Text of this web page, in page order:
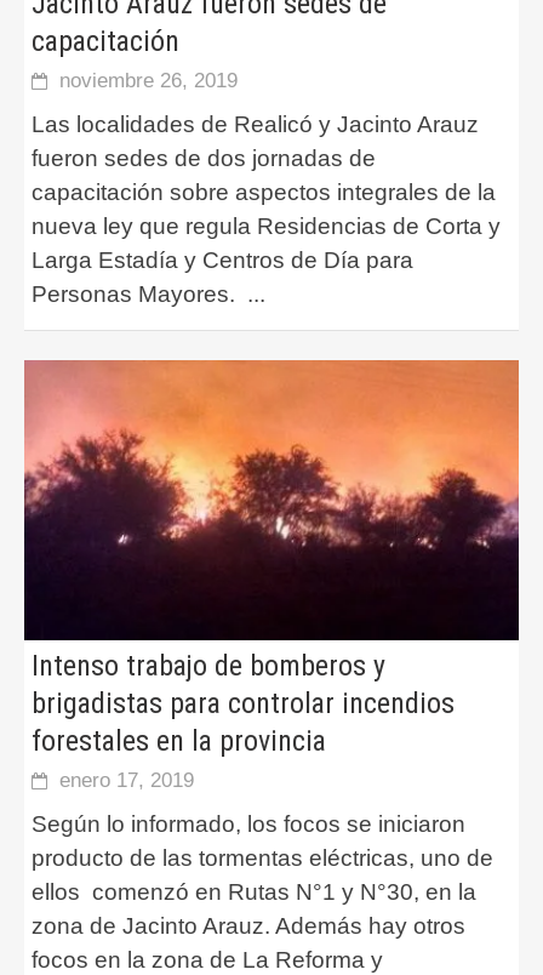
capacitación
noviembre 26, 2019
Las localidades de Realicó y Jacinto Arauz
fueron sedes de dos jornadas de
capacitación sobre aspectos integrales de la
nueva ley que regula Residencias de Corta y
Larga Estadía y Centros de Día para
Personas Mayores. ...
Intenso trabajo de bomberos y
brigadistas para controlar incendios
forestales en la provincia
enero 17, 2019
Según lo informado, los focos se iniciaron
producto de las tormentas eléctricas, uno de
ellos comenzó en Rutas N°1 y N°30, en la
zona de Jacinto Arauz. Además hay otros
focos en la zona de La Reforma y